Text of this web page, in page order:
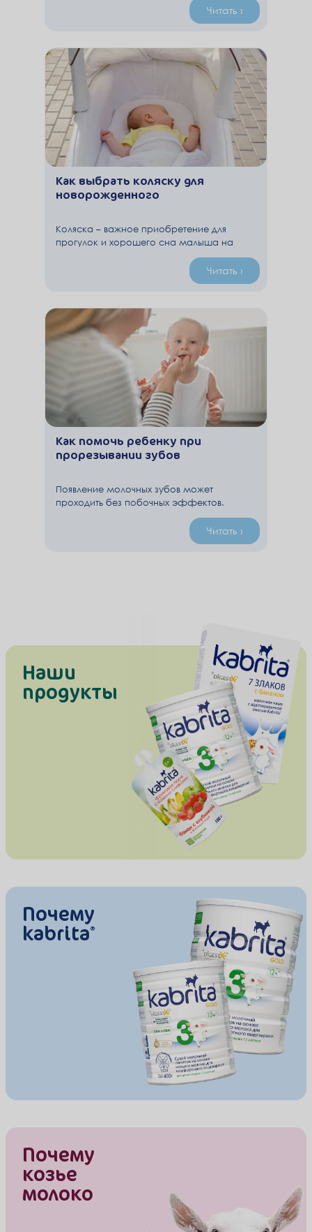
ней делать? Как быть с грудным
вскармливанием? Что такое безлактозные
Читать ›
Как выбрать коляску для
новорожденного
Коляска – важное приобретение для
прогулок и хорошего сна малыша на
свежем воздухе. В этой статье мы
расскажем об их основных типах и
подскажем, какую коляску выбрать для
Читать ›
Как помочь ребенку при
прорезывании зубов
Появление молочных зубов может
проходить без побочных эффектов.
Однако исследования говорят о том, что
болезненные симптомы проявляются у 35-
60% малышей. Родителям необходимо
Читать ›
Наши
продукты
Почему
kabrita®
Почему
козье
молоко